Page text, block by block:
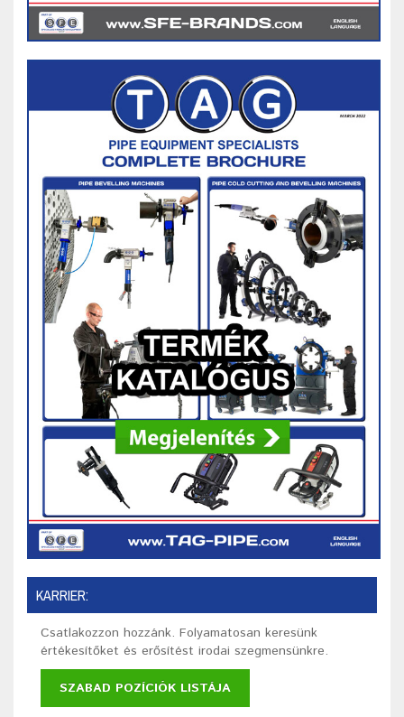
KARRIER:
Csatlakozzon hozzánk. Folyamatosan keresünk
értékesítőket és erősítést irodai szegmensünkre.
SZABAD POZÍCIÓK LISTÁJA